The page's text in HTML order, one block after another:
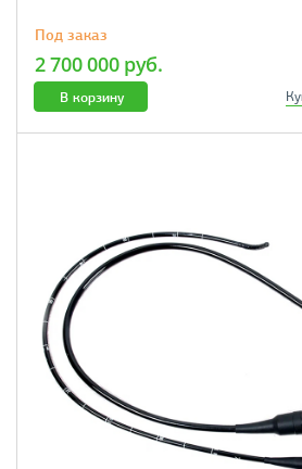
Под заказ
2 700 000 руб.
В корзину